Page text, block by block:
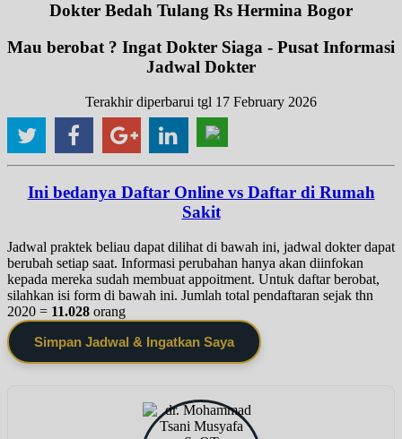
Dokter Bedah Tulang Rs Hermina Bogor
Mau berobat ? Ingat Dokter Siaga - Pusat Informasi
Jadwal Dokter
Terakhir diperbarui tgl 17 February 2026
Ini bedanya Daftar Online vs Daftar di Rumah
Sakit
Jadwal praktek beliau dapat dilihat di bawah ini, jadwal dokter dapat
berubah setiap saat. Informasi perubahan hanya akan diinfokan
kepada mereka sudah membuat appoitment. Untuk daftar berobat,
silahkan isi form di bawah ini. Jumlah total pendaftaran sejak thn
2020 = 11.028 orang
Simpan Jadwal & Ingatkan Saya